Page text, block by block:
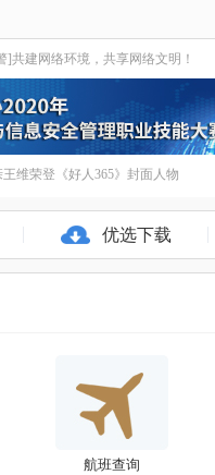
]共建网络环境，共享网络文明！
维荣登《好人365》封面人物
优选下载
航班查询